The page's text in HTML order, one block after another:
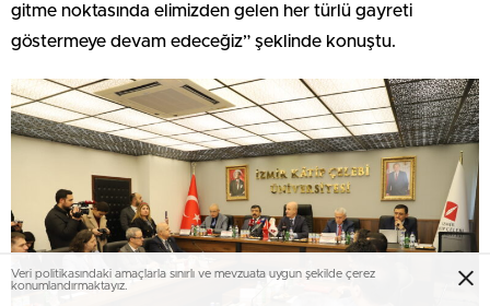
gitme noktasında elimizden gelen her türlü gayreti
göstermeye devam edeceğiz” şeklinde konuştu.
Veri politikasındaki amaçlarla sınırlı ve mevzuata uygun şekilde çerez
konumlandırmaktayız.